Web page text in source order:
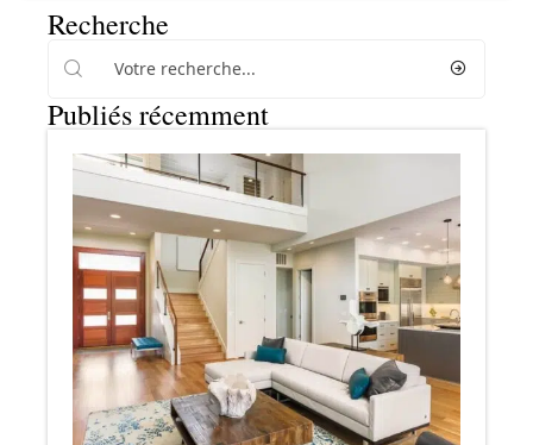
Recherche
Publiés récemment